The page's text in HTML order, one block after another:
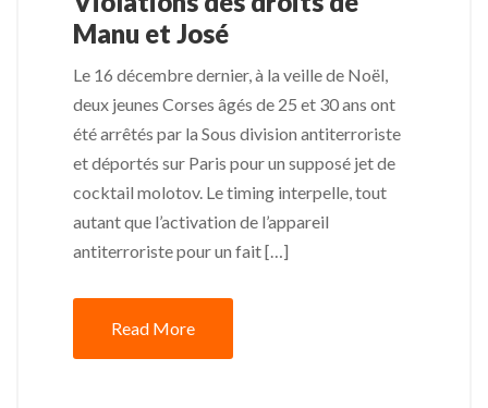
Manu et José
Le 16 décembre dernier, à la veille de Noël,
deux jeunes Corses âgés de 25 et 30 ans ont
été arrêtés par la Sous division antiterroriste
et déportés sur Paris pour un supposé jet de
cocktail molotov. Le timing interpelle, tout
autant que l’activation de l’appareil
antiterroriste pour un fait […]
Read More